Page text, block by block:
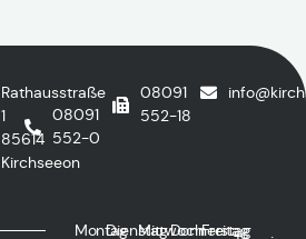
Rathausstraße
1
85614
Kirchseeon
08091
552-0
08091
552-18
MontagDienstagMittwochDonnerstag
Freitag